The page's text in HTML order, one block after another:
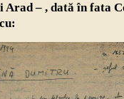
Arad – , dată în fata